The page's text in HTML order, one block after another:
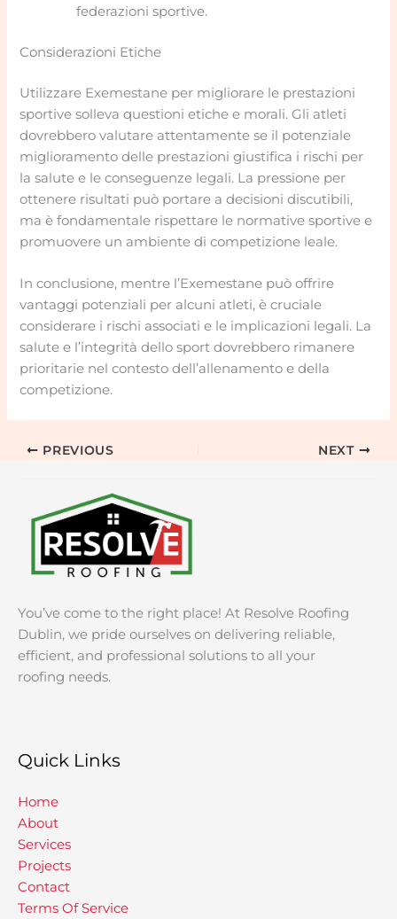
federazioni sportive.
Considerazioni Etiche
Utilizzare Exemestane per migliorare le prestazioni
sportive solleva questioni etiche e morali. Gli atleti
dovrebbero valutare attentamente se il potenziale
miglioramento delle prestazioni giustifica i rischi per
la salute e le conseguenze legali. La pressione per
ottenere risultati può portare a decisioni discutibili,
ma è fondamentale rispettare le normative sportive e
promuovere un ambiente di competizione leale.
In conclusione, mentre l’Exemestane può offrire
vantaggi potenziali per alcuni atleti, è cruciale
considerare i rischi associati e le implicazioni legali. La
salute e l’integrità dello sport dovrebbero rimanere
prioritarie nel contesto dell’allenamento e della
competizione.
PREVIOUS NEXT
You’ve come to the right place! At Resolve Roofing
Dublin, we pride ourselves on delivering reliable,
efficient, and professional solutions to all your
roofing needs.
Quick Links
Home
About
Services
Projects
Contact
Terms Of Service